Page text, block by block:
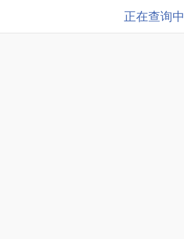
正在查询中